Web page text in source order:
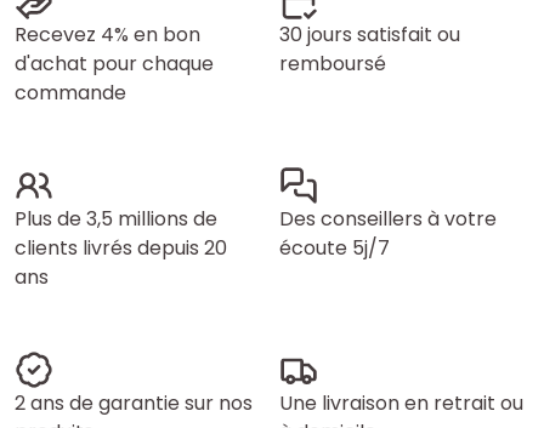
Recevez 4% en bon
d'achat pour chaque
commande
30 jours satisfait ou
remboursé
Plus de 3,5 millions de
clients livrés depuis 20
ans
Des conseillers à votre
écoute 5j/7
2 ans de garantie sur nos
Une livraison en retrait ou